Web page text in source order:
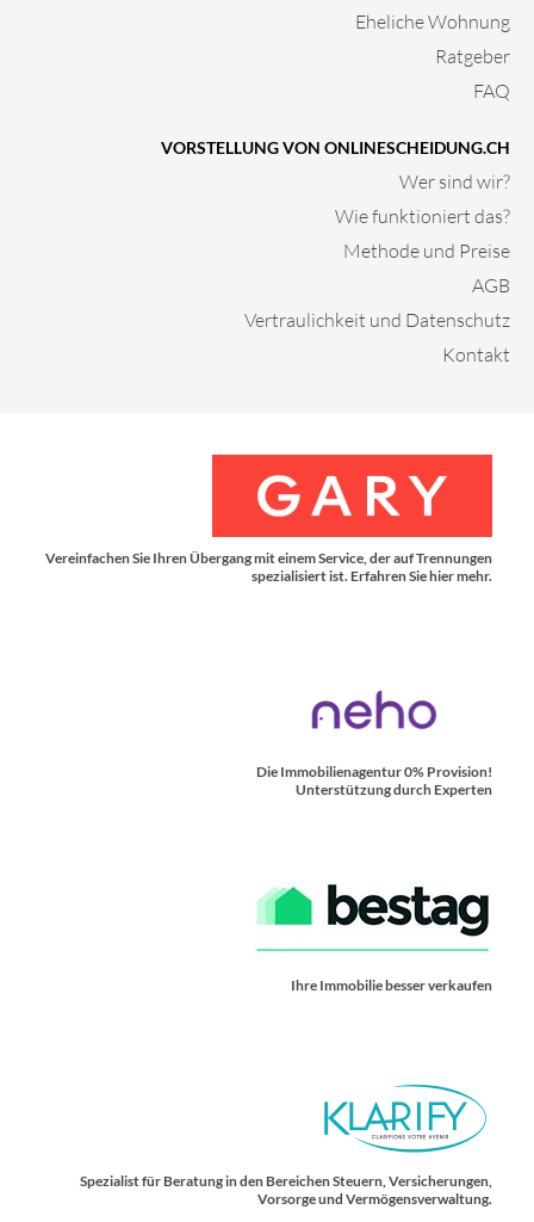
Eheliche Wohnung
Ratgeber
FAQ
VORSTELLUNG VON ONLINESCHEIDUNG.CH
Wer sind wir?
Wie funktioniert das?
Methode und Preise
AGB
Vertraulichkeit und Datenschutz
Kontakt
Vereinfachen Sie Ihren Übergang mit einem Service, der auf Trennungen
spezialisiert ist. Erfahren Sie hier mehr.
Die Immobilienagentur 0% Provision!
Unterstützung durch Experten
Ihre Immobilie besser verkaufen
Spezialist für Beratung in den Bereichen Steuern, Versicherungen,
Vorsorge und Vermögensverwaltung.